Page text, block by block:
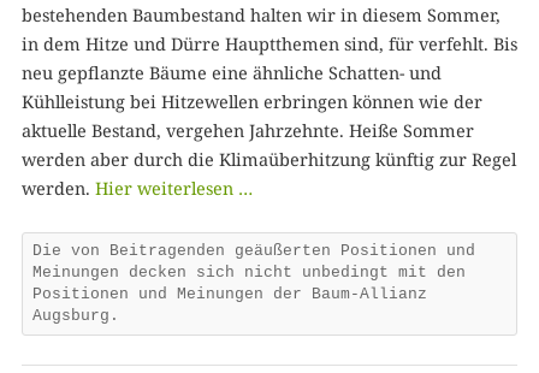
bestehenden Baumbestand halten wir in diesem Sommer,
in dem Hitze und Dürre Hauptthemen sind, für verfehlt. Bis
neu gepflanzte Bäume eine ähnliche Schatten- und
Kühlleistung bei Hitzewellen erbringen können wie der
aktuelle Bestand, vergehen Jahrzehnte. Heiße Sommer
werden aber durch die Klimaüberhitzung künftig zur Regel
werden. Hier weiterlesen …
Die von Beitragenden geäußerten Positionen und
Meinungen decken sich nicht unbedingt mit den
Positionen und Meinungen der Baum-Allianz
Augsburg.